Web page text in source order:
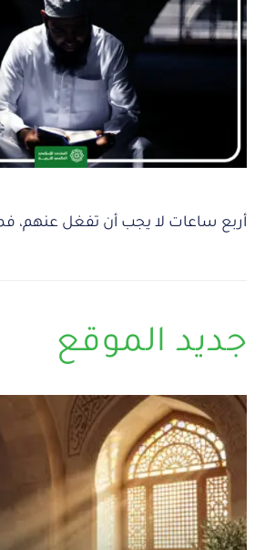
أربع ساعات لا يجب أن تفغل عنهم،
جديد الموقع